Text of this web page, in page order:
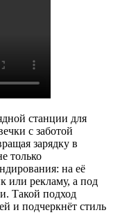
станции для
с заботой
зарядку в
только
на её
или рекламу, а под
Такой подход
и подчеркнёт стиль